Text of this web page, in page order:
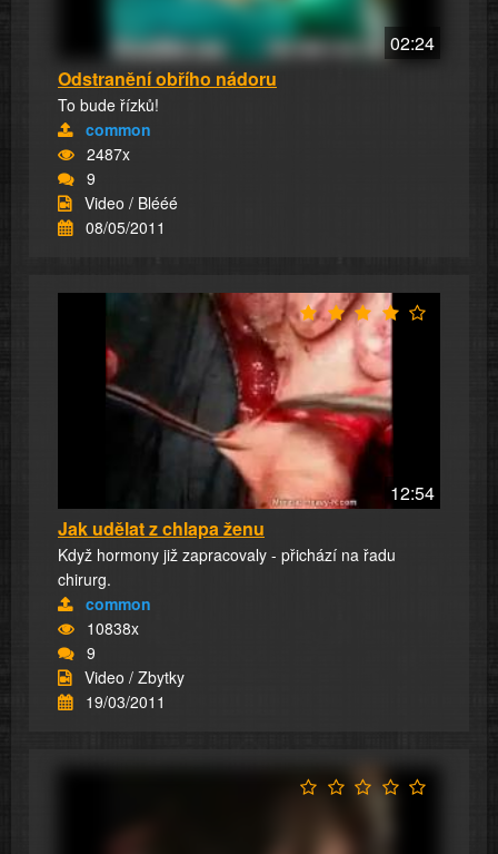
02:24
Odstranění obřího nádoru
To bude řízků!
common
2487x
9
Video / Blééé
08/05/2011
12:54
Jak udělat z chlapa ženu
Když hormony již zapracovaly - přichází na řadu
chirurg.
common
10838x
9
Video / Zbytky
19/03/2011